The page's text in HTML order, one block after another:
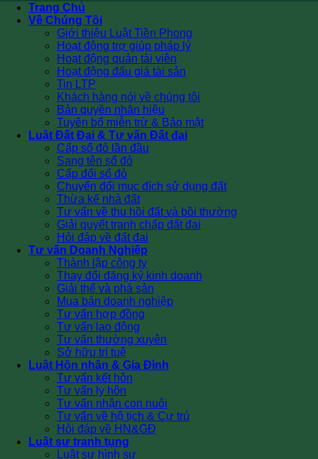
Trang Chủ
Về Chúng Tôi
Giới thiệu Luật Tiền Phong
Hoạt động trợ giúp pháp lý
Hoạt động quản tài viên
Hoạt động đấu giá tài sản
Tin LTP
Khách hàng nói về chúng tôi
Bản quyền nhãn hiệu
Tuyên bố miễn trừ & Bảo mật
Luật Đất Đai & Tư vấn Đất đai
Cấp sổ đỏ lần đầu
Sang tên sổ đỏ
Cấp đổi sổ đỏ
Chuyển đổi mục đích sử dụng đất
Thừa kế nhà đất
Tư vấn về thu hồi đất và bồi thường
Giải quyết tranh chấp đất đai
Hỏi đáp về đất đai
Tư vấn Doanh Nghiệp
Thành lập công ty
Thay đổi đăng ký kinh doanh
Giải thể và phá sản
Mua bán doanh nghiệp
Tư vấn hợp đồng
Tư vấn lao động
Tư vấn thường xuyên
Sở hữu trí tuệ
Luật Hôn nhân & Gia Đình
Tư vấn kết hôn
Tư vấn ly hôn
Tư vấn nhận con nuôi
Tư vấn về hộ tịch & Cư trú
Hỏi đáp về HN&GĐ
Luật sư tranh tụng
Luật sư hình sự